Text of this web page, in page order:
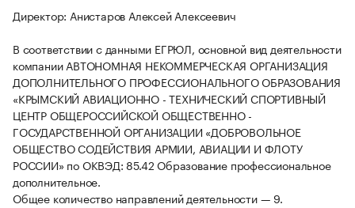
Директор: Анистаров Алексей Алексеевич
В соответствии с данными ЕГРЮЛ, основной вид деятельности
компании АВТОНОМНАЯ НЕКОММЕРЧЕСКАЯ ОРГАНИЗАЦИЯ
ДОПОЛНИТЕЛЬНОГО ПРОФЕССИОНАЛЬНОГО ОБРАЗОВАНИЯ
«КРЫМСКИЙ АВИАЦИОННО - ТЕХНИЧЕСКИЙ СПОРТИВНЫЙ
ЦЕНТР ОБЩЕРОССИЙСКОЙ ОБЩЕСТВЕННО -
ГОСУДАРСТВЕННОЙ ОРГАНИЗАЦИИ «ДОБРОВОЛЬНОЕ
ОБЩЕСТВО СОДЕЙСТВИЯ АРМИИ, АВИАЦИИ И ФЛОТУ
РОССИИ» по ОКВЭД: 85.42 Образование профессиональное
дополнительное.
Общее количество направлений деятельности — 9.